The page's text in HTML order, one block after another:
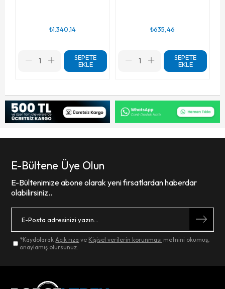
₺1.340,14
SEPETE
EKLE
₺635,46
SEPETE
EKLE
E-Bültene Üye Olun
E-Bültenimize abone olarak yeni fırsatlardan haberdar
olabilirsiniz..
*KaydolarakAçık rıza ve Kişisel verilerin korunması metnini okumuş,
onaylamış olursunuz.